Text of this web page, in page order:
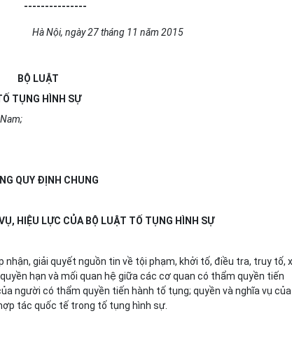
---------------
Hà Nội, ngày 27 tháng 11 năm 2015
BỘ LUẬT
TỤNG HÌNH SỰ
QUY ĐỊNH CHUNG
HIỆU LỰC CỦA BỘ LUẬT TỐ TỤNG HÌNH SỰ
giải quyết nguồn tin về tội phạm, khởi tố, điều tra, truy tố,
hạn và mối quan hệ giữa các cơ quan có thẩm quyền tiến
người có thẩm quyền tiến hành tố tụng; quyền và nghĩa vụ của
tác quốc tế trong tố tụng hình sự.